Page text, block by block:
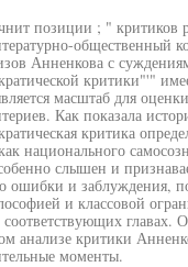
позиции ; " критиков
общественный
Анненкова с
критики"'"
масштаб для
Как показала
критика
национального
слышен и
ошибки и заблуждения,
и классовой
главах.
анализе критики
моменты.